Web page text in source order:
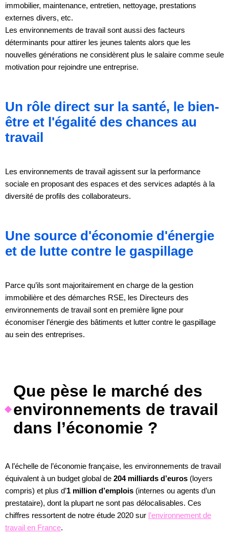
immobilier, maintenance, entretien, nettoyage, prestations
externes divers, etc.
Les environnements de travail sont aussi des facteurs
déterminants pour attirer les jeunes talents alors que les
nouvelles générations ne considèrent plus le salaire comme seule
motivation pour rejoindre une entreprise.
Un rôle direct sur la santé, le bien-
être et l'égalité des chances au
travail
Les environnements de travail agissent sur la performance
sociale en proposant des espaces et des services adaptés à la
diversité de profils des collaborateurs.
Une source d'économie d'énergie
et de lutte contre le gaspillage
Parce qu’ils sont majoritairement en charge de la gestion
immobilière et des démarches RSE, les Directeurs des
environnements de travail sont en première ligne pour
économiser l’énergie des bâtiments et lutter contre le gaspillage
au sein des entreprises.
Que pèse le marché des
environnements de travail
dans l’économie ?
A l’échelle de l’économie française, les environnements de travail
équivalent à un budget global de 204 milliards d’euros (loyers
compris) et plus d’1 million d’emplois (internes ou agents d’un
prestataire), dont la plupart ne sont pas délocalisables. Ces
chiffres ressortent de notre étude 2020 sur l’environnement de
travail en France.